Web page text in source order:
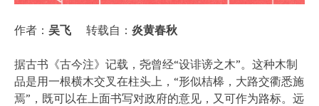
作者： 吴飞 转载自： 炎黄春秋
据古书《古今注》记载，尧曾经“设诽谤之木”。这种木制
品是用一根横木交叉在柱头上，“形似桔槔，大路交衢悉施
焉”，既可以在上面书写对政府的意见，又可作为路标。远